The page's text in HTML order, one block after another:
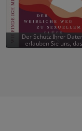
Der Schutz Ihrer
erlauben Sie uns,